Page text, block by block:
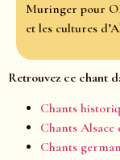
Muringer pour
et les cultures
Retrouvez ce chant
Chants
Chants
Chants